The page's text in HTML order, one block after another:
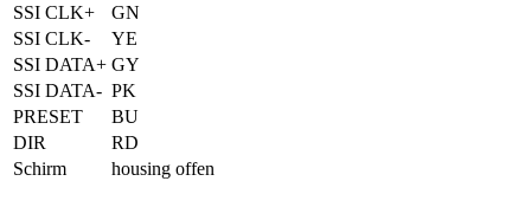
SSI CLK+
GN
SSI CLK-
YE
SSI DATA+ GY
SSI DATA- PK
PRESET
BU
DIR
RD
Schirm
housing offen